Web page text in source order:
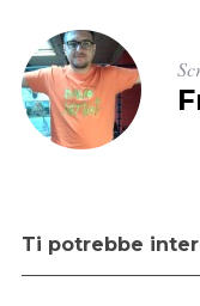
Ti potrebbe